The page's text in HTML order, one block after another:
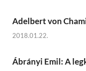
Adelbert von
2018.01.22.
Ábrányi Emil: A